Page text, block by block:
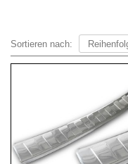
Sortieren nach: